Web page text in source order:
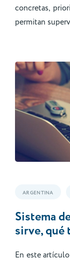
concretas,
permitan
ARGENTINA
Sistema
sirve, qué
En este